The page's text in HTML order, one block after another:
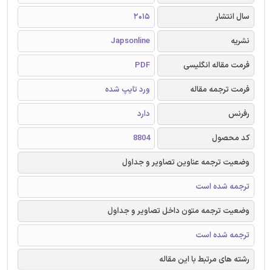
سال انتشار
2015
نشریه
Japsonline
فرمت مقاله انگلیسی
PDF
فرمت ترجمه مقاله
ورد تایپ شده
رفرنس
دارد
کد محصول
8804
وضعیت ترجمه عناوین تصاویر و جداول
ترجمه شده است
وضعیت ترجمه متون داخل تصاویر و جداول
ترجمه شده است
رشته های مرتبط با این مقاله